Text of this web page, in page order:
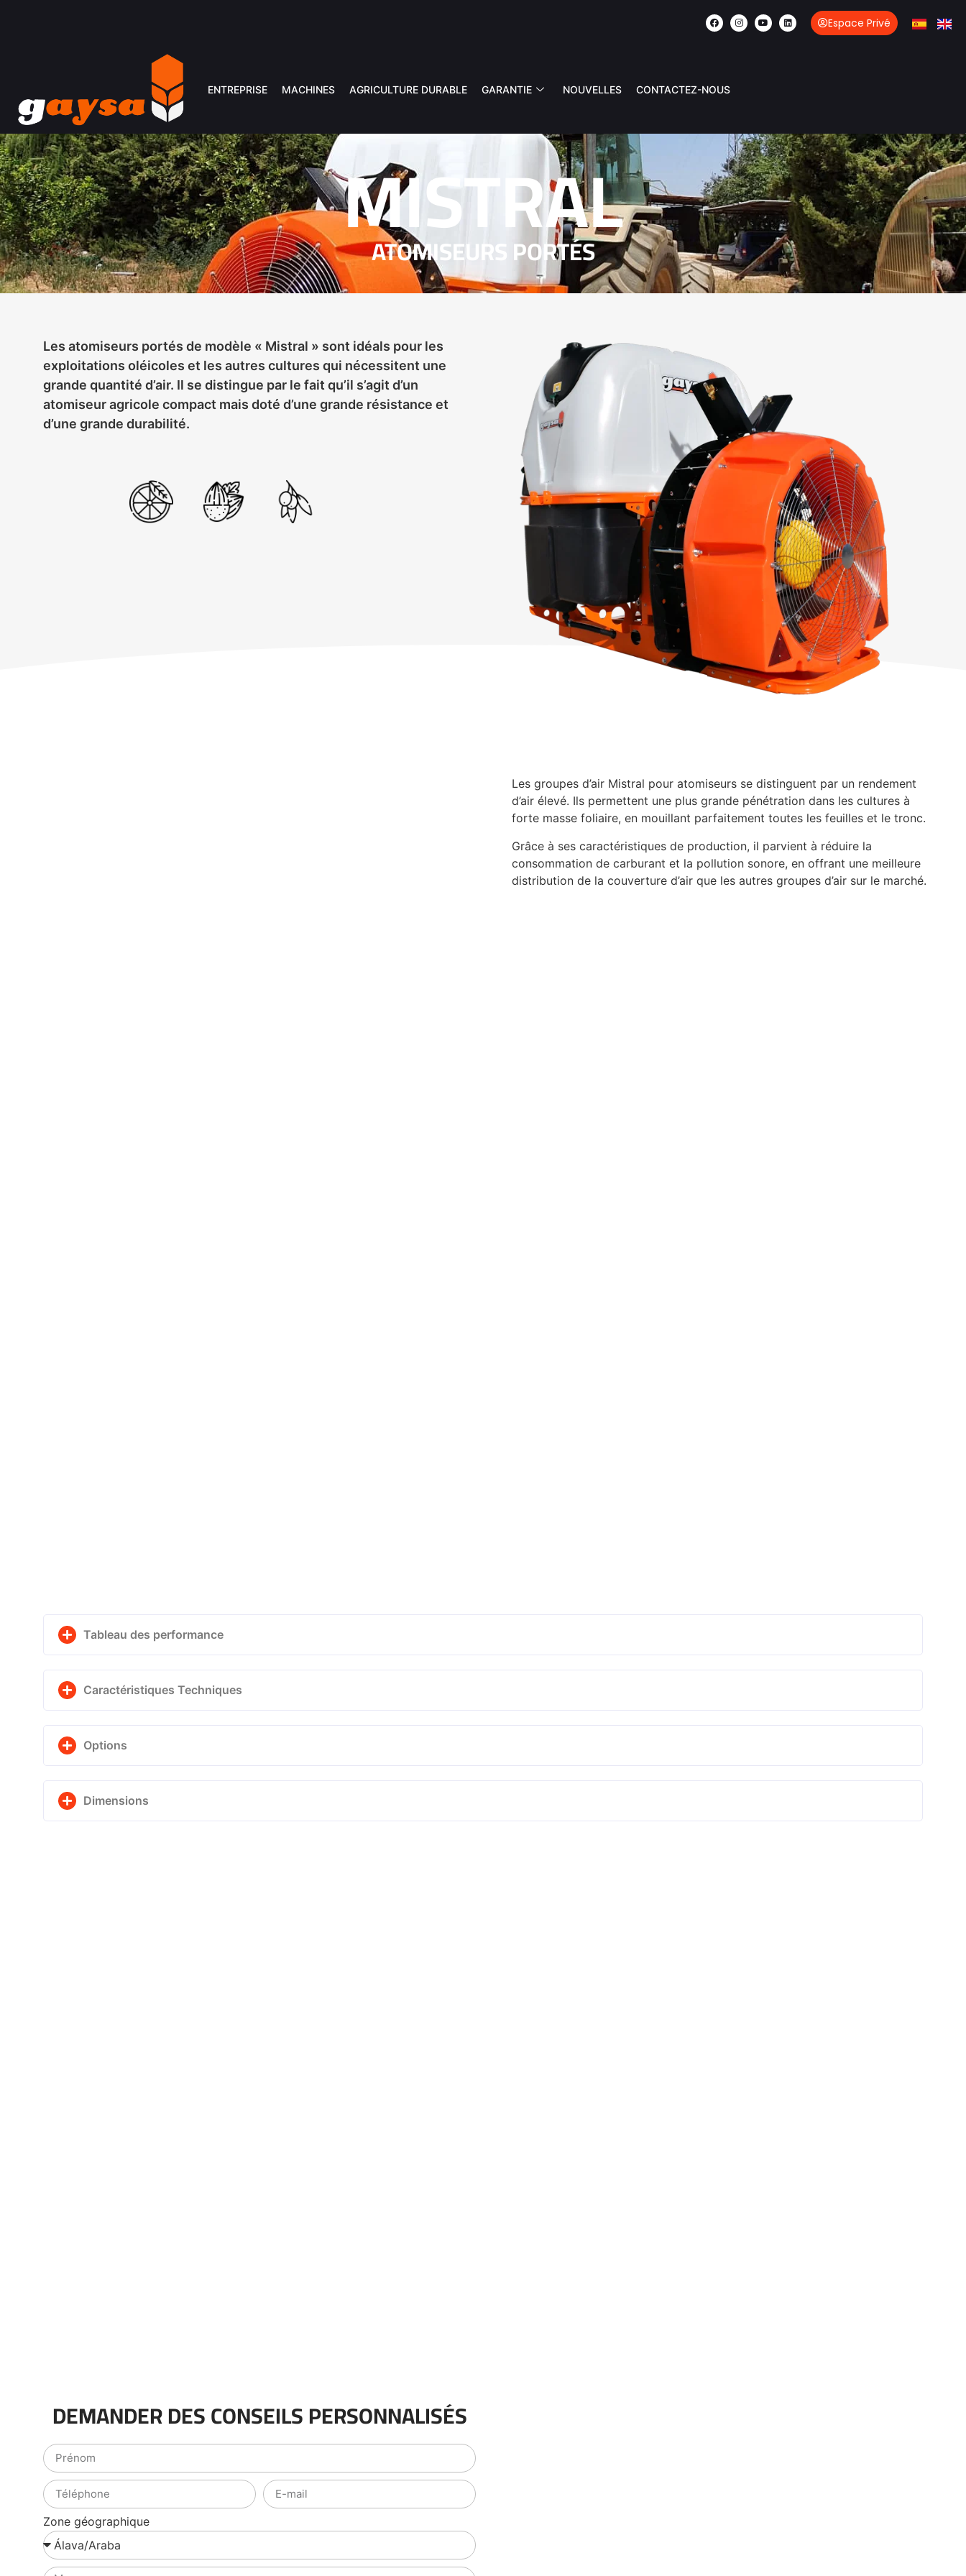
Espace Privé
ENTREPRISE MACHINES AGRICULTURE DURABLE GARANTIE NOUVELLES CONTACTEZ-NOUS
MISTRAL
ATOMISEURS PORTÉS
Les atomiseurs portés de modèle « Mistral » sont idéals pour les
exploitations oléicoles et les autres cultures qui nécessitent une
grande quantité d’air. Il se distingue par le fait qu’il s’agit d’un
atomiseur agricole compact mais doté d’une grande résistance et
d’une grande durabilité.
Les groupes d’air Mistral pour atomiseurs se distinguent par un rendement
d’air élevé. Ils permettent une plus grande pénétration dans les cultures à
forte masse foliaire, en mouillant parfaitement toutes les feuilles et le tronc.
Grâce à ses caractéristiques de production, il parvient à réduire la
consommation de carburant et la pollution sonore, en offrant une meilleure
distribution de la couverture d’air que les autres groupes d’air sur le marché.
Tableau des performance
Caractéristiques Techniques
Options
Dimensions
DEMANDER DES CONSEILS PERSONNALISÉS
Zone géographique